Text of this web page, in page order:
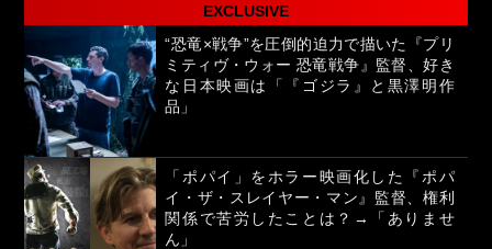
EXCLUSIVE
“恐竜×戦争”を圧倒的迫力で描いた『プリ
ミティヴ・ウォー 恐竜戦争』監督、好き
な日本映画は「『ゴジラ』と黒澤明作
品」
「ポパイ」をホラー映画化した『ポパ
イ・ザ・スレイヤー・マン』監督、権利
関係で苦労したことは？→「ありませ
ん」